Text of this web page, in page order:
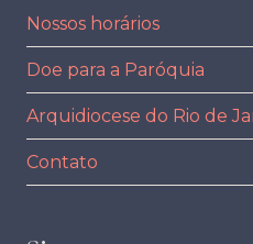
Nossos horários
Doe para a Paróquia
Arquidiocese do Rio de
Contato